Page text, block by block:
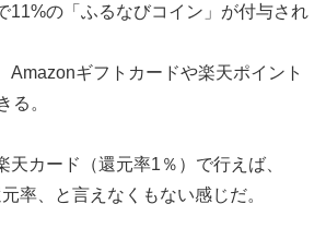
11%の「ふるなびコイン」が付与され
Amazonギフトカードや楽天ポイント
る。
天カード（還元率1％）で行えば、
率、と言えなくもない感じだ。